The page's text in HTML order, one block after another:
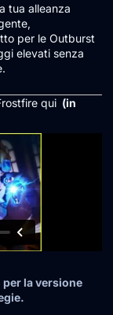
tua alleanza
per le Outburst
elevati senza
qui (in
la versione